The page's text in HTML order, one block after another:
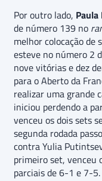
Por outro lado, Paula
de número 139 no
melhor colocação de
esteve no número 2
nove vitórias e dez
para o Aberto da
realizar uma grande
iniciou perdendo a
venceu os dois sets
segunda rodada
contra Yulia
primeiro set, venceu
parciais de 6-1 e 7-5.